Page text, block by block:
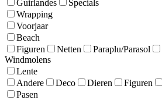
Guirlandes
Specials
Wrapping
Voorjaar
Beach
Figuren
Netten Paraplu/Parasol
Windmolens
Lente
Andere
Deco Dieren Figuren
Pasen